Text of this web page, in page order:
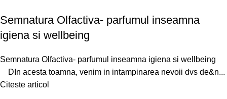
Semnatura Olfactiva- parfumul inseamna
igiena si wellbeing
Semnatura Olfactiva- parfumul inseamna igiena si wellbeing
DIn acesta toamna, venim in intampinarea nevoii dvs de&n...
Citeste articol